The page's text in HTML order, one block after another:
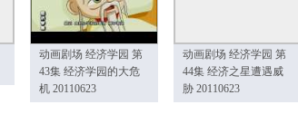
动画剧场 经济学园 第
43集 经济学园的大危
机 20110623
动画剧场 经济学园 第
44集 经济之星遭遇威
胁 20110623